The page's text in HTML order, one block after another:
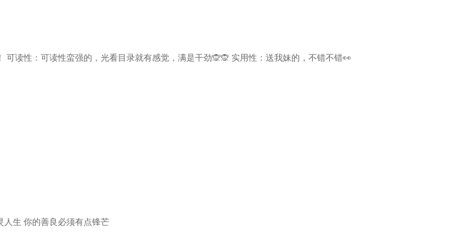
读性：可读性蛮强的，光看目录就有感觉，满是干劲🙊🙊 实用性：送我妹的，不错不错👀
人生 你的善良必须有点锋芒